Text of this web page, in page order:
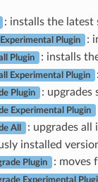
: installs the latest
Plugin :
Plugin : installs
Experimental Plugin
Plugin : upgrades
Experimental Plugin
All
: upgrades
installed
Plugin : moves
Experimental